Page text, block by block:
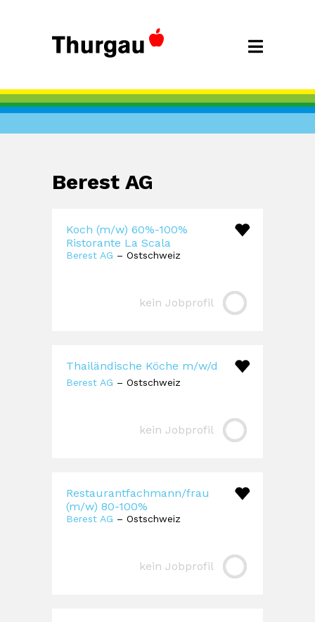
Berest AG
Koch (m/w) 60%-100%
Ristorante La Scala
Berest AG – Ostschweiz
kein Jobprofil
Thailändische Köche m/w/d
Berest AG – Ostschweiz
kein Jobprofil
Restaurantfachmann/frau
(m/w) 80-100%
Berest AG – Ostschweiz
kein Jobprofil